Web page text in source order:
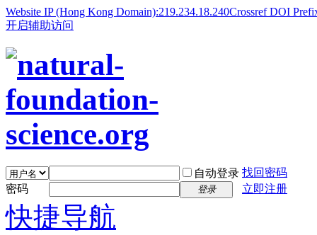
Website IP (Hong Kong Domain):219.234.18.240Crossref DOI
开启辅助访问
自动登录 找回密码
密码
登录 立即注册
快捷导航